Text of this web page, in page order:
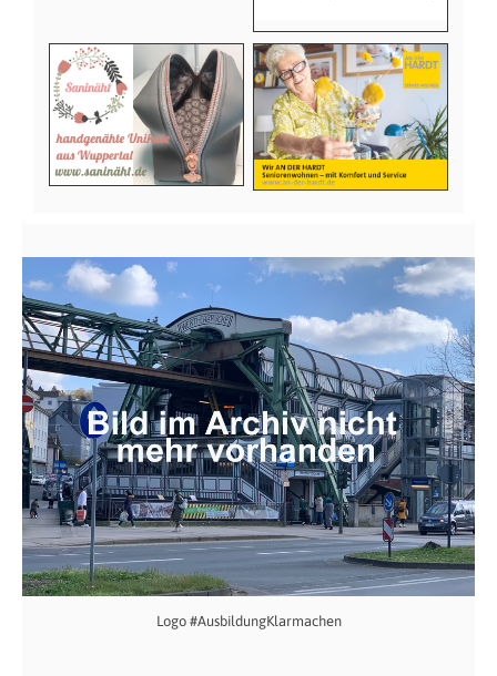
Logo #AusbildungKlarmachen